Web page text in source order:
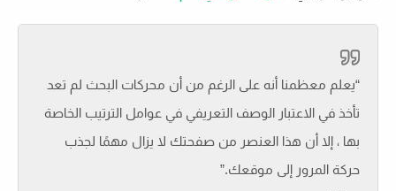
“يعلم معظمنا أنه على الرغم من أن محركات البحث لم تعد
تأخذ في الاعتبار الوصف التعريفي في عوامل الترتيب الخاصة
بها ، إلا أن هذا العنصر من صفحتك لا يزال مهمًا لجذب
حركة المرور إلى موقعك.”